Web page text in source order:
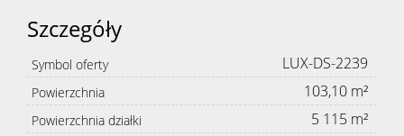
Szczegóły
Symbol oferty LUX-DS-2239
Powierzchnia 103,10 m²
Powierzchnia działki 5 115 m²